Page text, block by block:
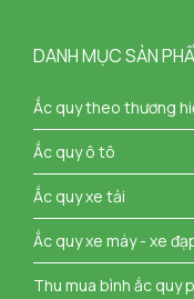
DANH MỤC SẢN
Ắc quy theo thương
Ắc quy ô tô
Ắc quy xe tải
Ắc quy xe máy - xe
Thu mua bình ắc quy